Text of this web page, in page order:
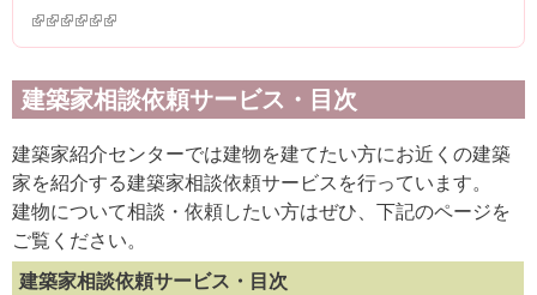
(link is external)
(link is external)
(link is external)
(link is external)
(link is external)
(link is external)
建築家相談依頼サービス・目次
建築家紹介センターでは建物を建てたい方にお近くの建築
家を紹介する建築家相談依頼サービスを行っています。
建物について相談・依頼したい方はぜひ、下記のページを
ご覧ください。
建築家相談依頼サービス・目次